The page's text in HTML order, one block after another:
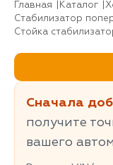
Главная Каталог
Стабилизатор
Стойка
Сначала
получите
вашего